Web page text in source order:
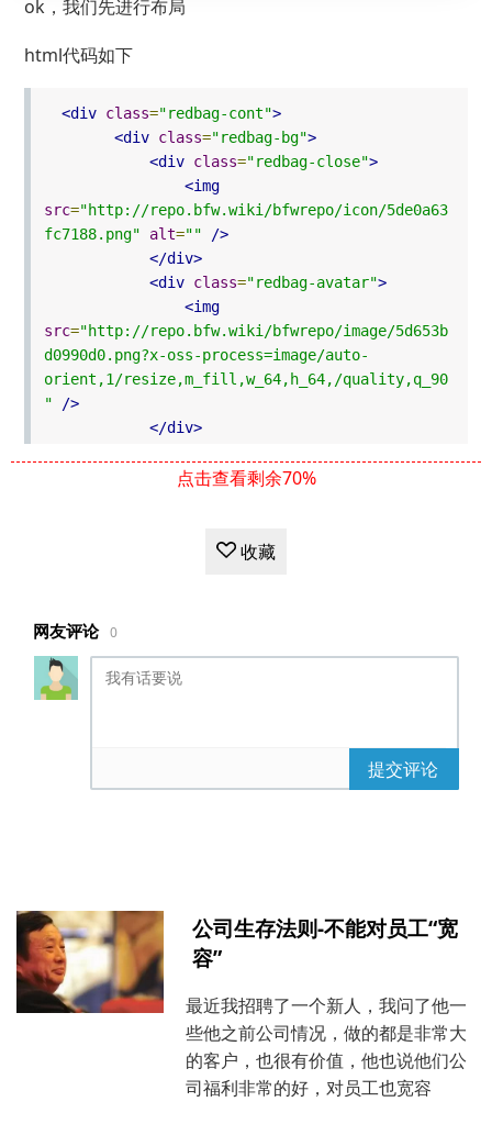
ok，我们先进行布局
html代码如下
<div class="redbag-cont">
<div class="redbag-bg">
<div class="redbag-close">
<img
src="http://repo.bfw.wiki/bfwrepo/icon/5de0a63
fc7188.png"
alt=""
/>
</div>
<div class="redbag-avatar">
<img
src="http://repo.bfw.wiki/bfwrepo/image/5d653b
d0990d0.png?x-oss-process=image/auto-
orient,1/resize,m_fill,w_64,h_64,/quality,q_90
"
/>
</div>
wanbgo
大吉大利，今晚吃鸡
</div>
244fd7.png' />
</p>
</div>
</div>
点击查看剩余70%
收藏
网友评论 0
提交评论
公司生存法则-不能对员工“宽
容”
最近我招聘了一个新人，我问了他一
些他之前公司情况，做的都是非常大
的客户，也很有价值，他也说他们公
司福利非常的好，对员工也宽容